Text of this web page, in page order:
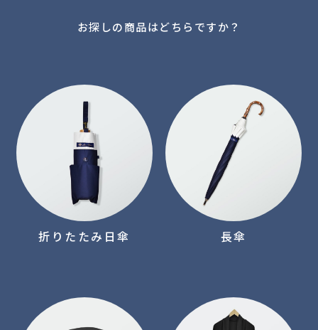
お探しの商品はどちらですか？
折りたたみ日傘 長傘